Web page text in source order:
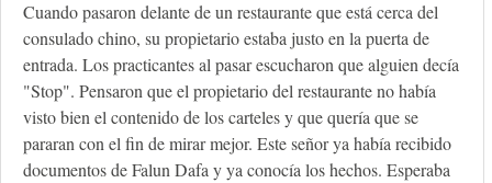
Cuando pasaron delante de un restaurante que está cerca del
consulado chino, su propietario estaba justo en la puerta de
entrada. Los practicantes al pasar escucharon que alguien decía
"Stop". Pensaron que el propietario del restaurante no había
visto bien el contenido de los carteles y que quería que se
pararan con el fin de mirar mejor. Este señor ya había recibido
documentos de Falun Dafa y ya conocía los hechos. Esperaba